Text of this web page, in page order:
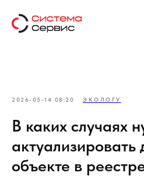
2026-05-14 08:20 ЭКОЛОГУ
В каких случаях
объекте в